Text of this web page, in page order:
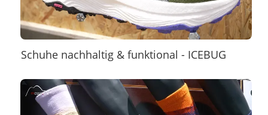
Schuhe nachhaltig & funktional - ICEBUG